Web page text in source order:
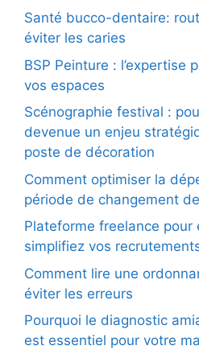
Santé bucco-dentaire:
éviter les caries
BSP Peinture : l’expertise
vos espaces
Scénographie festival :
devenue un enjeu
poste de décoration
Comment optimiser la
période de changement
Plateforme freelance pour
simplifiez vos
Comment lire une
éviter les erreurs
Pourquoi le diagnostic
est essentiel pour votre